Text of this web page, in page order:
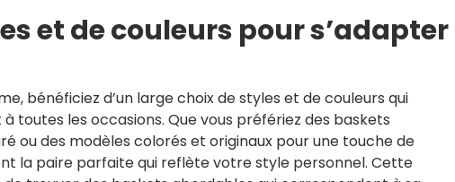
et de couleurs pour s’adapter
bénéficiez d’un large choix de styles et de couleurs qui
toutes les occasions. Que vous préfériez des baskets
ou des modèles colorés et originaux pour une touche de
la paire parfaite qui reflète votre style personnel. Cette